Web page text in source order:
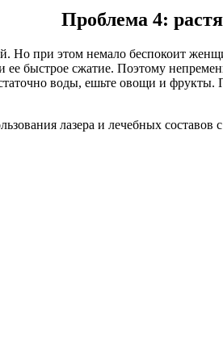
Проблема 4:
Но при этом немало беспокоит
быстрое сжатие. Поэтому
воды, ешьте овощи и фрукты.
лазера и лечебных составов